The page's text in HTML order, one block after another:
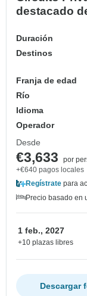
destacado
Duración
Destinos
Franja de edad
Río
Idioma
Operador
Desde
€3,633
por
+€640 pagos locales
Regístrate para
Precio basado en
1 feb., 2027
+10 plazas libres
Descargar